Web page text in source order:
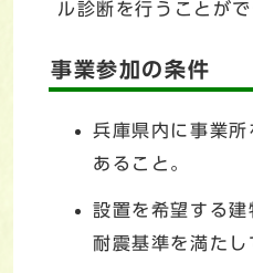
ル診断を行うことがで
事業参加の条件
兵庫県内に事業
あること。
設置を希望する
耐震基準を満たし